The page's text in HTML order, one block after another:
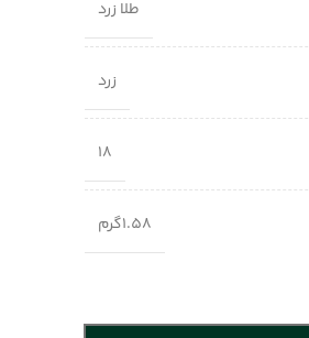
طلا زرد
زرد
18
1.58گرم